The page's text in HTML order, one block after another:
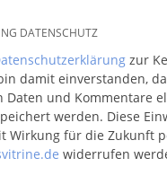
DATENSCHUTZ
zur
damit einverstanden,
Daten und Kommentare
werden. Diese
Wirkung für die Zukunft
widerrufen